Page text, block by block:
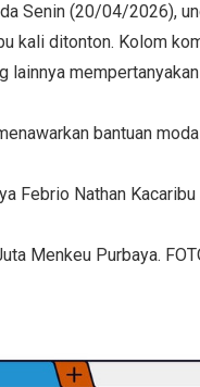
Senin (20/04/2026),
kali ditonton. Kolom
lainnya
bantuan
Febrio Nathan
Menkeu Purbaya.